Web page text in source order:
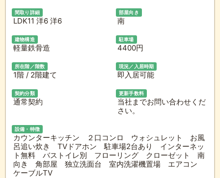
間取り詳細
LDK11 洋6 洋6
部屋向き
南
建物構造
軽量鉄骨造
駐車場
4400円
所在階／階数
1階 / 2階建て
現況／入居時期
即入居可能
契約分類
通常契約
更新手数料
当社までお問い合わせくだ
さい。
設備・特徴
カウンターキッチン ２口コンロ ウォシュレット お風
呂追い炊き TVドアホン 駐車場2台あり インターネッ
ト無料 バストイレ別 フローリング クローゼット 南
向き 角部屋 独立洗面台 室内洗濯機置場 エアコン
ケーブルTV